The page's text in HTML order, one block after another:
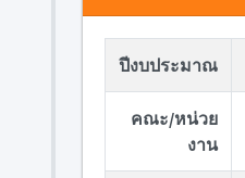
ปีงบประมาณ
คณะ/หน่วย
งาน